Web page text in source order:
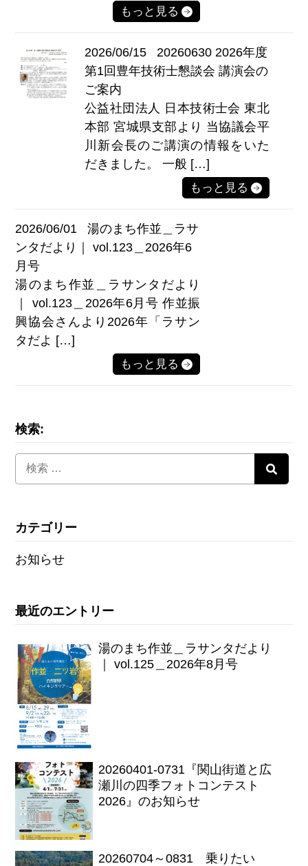
もっと見る
2026/06/15
20260630 2026年度
第1回豊年技術士懇談会 講演会の
ご案内
公益社団法人 日本技術士会 東北
本部 宮城県支部より 当協議会平
川新会長のご講演の情報をいた
だきました。 一般 […]
もっと見る
2026/06/01
湯のまち作並＿ラサ
ンタだより｜ vol.123＿2026年6
月号
湯のまち作並＿ラサンタだより
｜ vol.123＿2026年6月号 作並振
興協会さんより2026年「ラサン
タだよ […]
もっと見る
検索:
カテゴリー
お知らせ
最近のエントリー
湯のまち作並＿ラサンタだより
｜ vol.125＿2026年8月号
20260401-0731『関山街道と広
瀬川の四季フォトコンテスト
2026』のお知らせ
20260704～0831 乗りたい